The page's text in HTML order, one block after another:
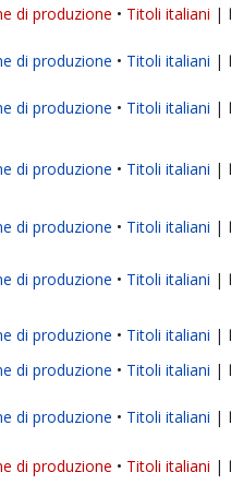
di produzione Titoli italiani |
di produzione Titoli italiani |
di produzione Titoli italiani |
di produzione Titoli italiani |
di produzione Titoli italiani |
di produzione Titoli italiani |
di produzione Titoli italiani |
di produzione Titoli italiani |
di produzione Titoli italiani |
di produzione Titoli italiani |